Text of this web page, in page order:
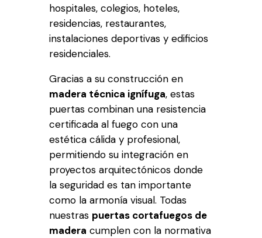
hospitales, colegios, hoteles,
residencias, restaurantes,
instalaciones deportivas y edificios
residenciales.
Gracias a su construcción en
madera técnica ignífuga, estas
puertas combinan una resistencia
certificada al fuego con una
estética cálida y profesional,
permitiendo su integración en
proyectos arquitectónicos donde
la seguridad es tan importante
como la armonía visual. Todas
nuestras puertas cortafuegos de
madera cumplen con la normativa